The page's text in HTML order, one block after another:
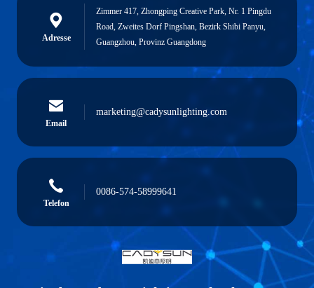
Adresse
Zimmer 417, Zhongping Creative Park, Nr. 1 Pingdu
Road, Zweites Dorf Pingshan, Bezirk Shibi Panyu,
Guangzhou, Provinz Guangdong
Email
marketing@cadysunlighting.com
Telefon
0086-574-58999641